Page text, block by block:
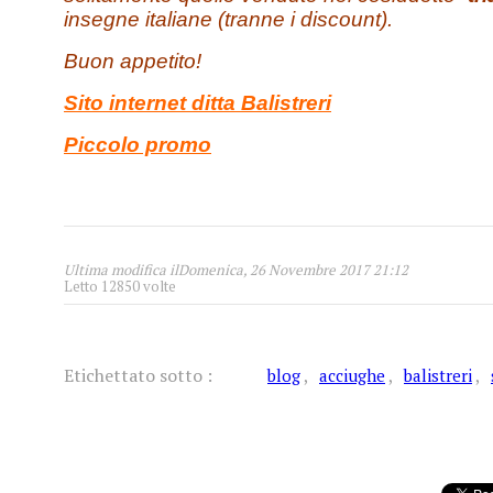
insegne italiane (tranne i discount).
Buon appetito!
Sito internet ditta Balistreri
Piccolo promo
Ultima modifica ilDomenica, 26 Novembre 2017 21:12
1 2 3 4 5
Letto 12850 volte
Etichettato sotto : blog acciughe balistreri